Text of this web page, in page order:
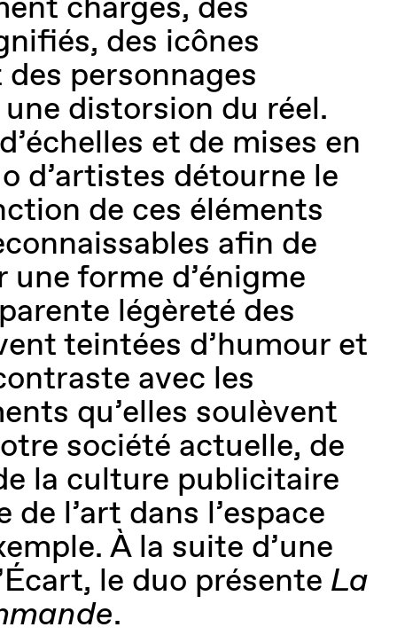
des icônes
personnages
distorsion du réel.
et de mises en
d’artistes détourne le
de ces éléments
afin de
une forme d’énigme
légèreté des
teintées d’humour et
avec les
qu’elles soulèvent
société actuelle, de
la culture publicitaire
de l’art dans l’espace
À la suite d’une
le duo présente La
.